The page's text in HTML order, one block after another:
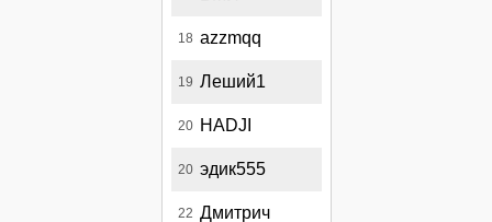
18 azzmqq
19 Леший1
20 HADJI
20 эдик555
22 Дмитрич